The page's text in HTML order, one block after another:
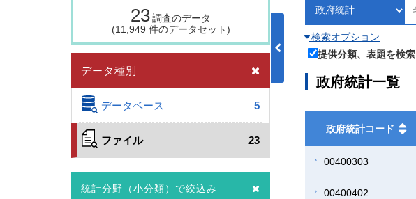
23調査のデータ
(11,949 件のデータセット)
データ種別
データベース 5
ファイル 23
統計分野（小分類）で絞込み
検索オプション
提供分類、表題を検索
政府統計一覧
政府統計コード
00400303
00400402